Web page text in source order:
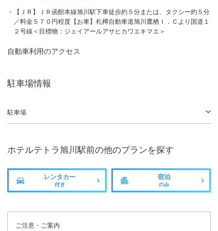
JR旭川駅より徒歩5分、駅近で便利なビジネスホテル。無料軽朝食をご
無線LAN
【ＪＲ】ＪＲ函館本線旭川駅下車徒歩約５分または、タクシー約５分
／料金５７０円程度【お車】札樽自動車道旭川鷹栖Ｉ．Ｃより国道１
２号線＜目標物：ジェイアールアサヒカワエキマエ＞
自動車利用のアクセス
駐車場情報
駐車場
ホテルテトラ旭川駅前の他のプランを探す
レンタカー
付き
宿泊
のみ
ご注意・ご案内